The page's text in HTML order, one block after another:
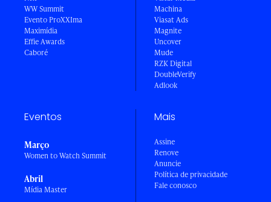
WW Summit
Evento ProXXIma
Maximídia
Effie Awards
Caboré
Machina
Viasat Ads
Magnite
Uncover
Mude
RZK Digital
DoubleVerify
Adlook
Eventos
Março
Women to Watch Summit
Abril
Mídia Master
Mais
Assine
Renove
Anuncie
Política de privacidade
Fale conosco